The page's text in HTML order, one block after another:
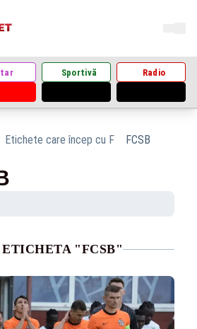
Sportivă Radio
Etichete care încep cu F FCSB
"FCSB"